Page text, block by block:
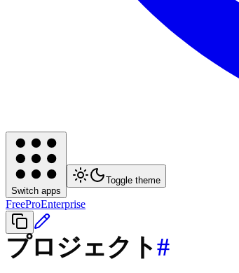
Switch apps
Toggle theme
FreeProEnterprise
プロジェクト#